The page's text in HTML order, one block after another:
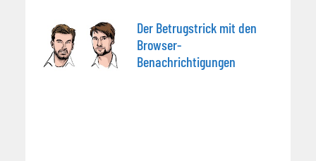
Der Betrugstrick mit den
Browser-
Benachrichtigungen